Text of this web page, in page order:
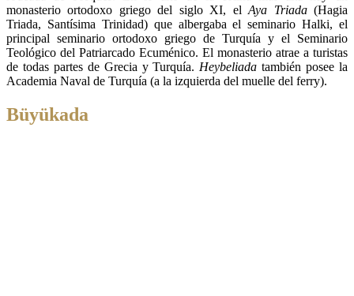
monasterio ortodoxo griego del siglo XI, elAya Triada(Hagia
Triada, Santísima Trinidad) que albergaba el seminario Halki, el
principal seminario ortodoxo griego de Turquía y el Seminario
Teológico del Patriarcado Ecuménico. El monasterio atrae a turistas
de todas partes de Grecia y Turquía. Heybeliada también posee la
Academia Naval de Turquía (a la izquierda del muelle del ferry).
Büyükada